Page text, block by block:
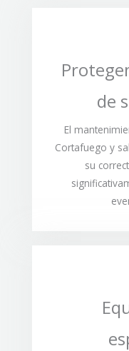
de
El
Cortafuego y
su